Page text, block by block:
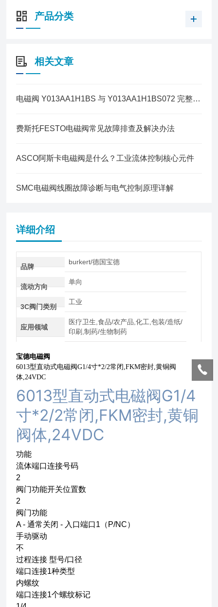
产品分类
相关文章
电磁阀 Y013AA1H1BS 与 Y013AA1H1BS072 完整区别
费斯托FESTO电磁阀常见故障排查及解决办法
ASCO阿斯卡电磁阀是什么？工业流体控制核心元件
SMC电磁阀线圈故障诊断与电气控制原理详解
详细介绍
品牌
burkert/德国宝德
流动方向
单向
3C阀门类别
工业
应用领域
医疗卫生,食品/农产品,化工,包装/造纸/
印刷,制药/生物制药
宝德电磁阀
6013型直动式电磁阀G1/4寸*2/2常闭,FKM密封,黄铜阀
体,24VDC
6013型直动式电磁阀G1/4
寸*2/2常闭,FKM密封,黄铜
阀体,24VDC
功能
流体端口连接号码
2
阀门功能开关位置数
2
阀门功能
A - 通常关闭 - 入口端口1（P/NC）
手动驱动
不
过程连接 型号/口径
端口连接1种类型
内螺纹
端口连接1个螺纹标记